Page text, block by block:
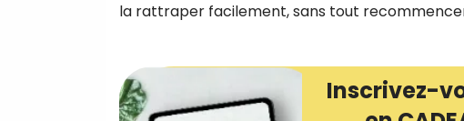
la rattraper facilement, sans tout
Inscrivez-